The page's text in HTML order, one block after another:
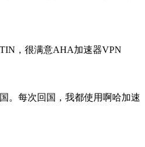
。每次回国，我都使用啊哈加速